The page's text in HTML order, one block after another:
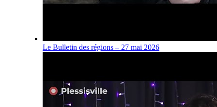
Le Bulletin des régions – 27 mai 2026